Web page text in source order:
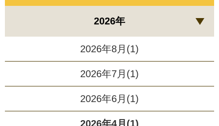
2026年
2026年8月(1)
2026年7月(1)
2026年6月(1)
2026年4月(1)